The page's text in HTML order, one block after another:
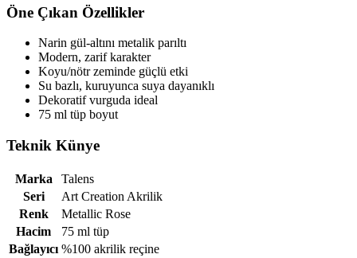
Öne Çıkan Özellikler
Narin gül-altını metalik parıltı
Modern, zarif karakter
Koyu/nötr zeminde güçlü etki
Su bazlı, kuruyunca suya dayanıklı
Dekoratif vurguda ideal
75 ml tüp boyut
Teknik Künye
Marka
Talens
Seri
Art Creation Akrilik
Renk
Metallic Rose
Hacim
75 ml tüp
Bağlayıcı %100 akrilik reçine